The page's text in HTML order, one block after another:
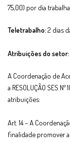
75,00) por dia
Teletrabalho:2 dias
Atribuições do setor:
A Coordenação de
a RESOLUÇÃO SES
atribuições:
Art. 14 – A
finalidade promover